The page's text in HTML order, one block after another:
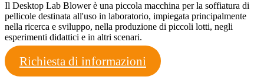
Il Desktop Lab Blower è una piccola macchina per la soffiatura di
pellicole destinata all'uso in laboratorio, impiegata principalmente
nella ricerca e sviluppo, nella produzione di piccoli lotti, negli
esperimenti didattici e in altri scenari.
Richiesta di informazioni